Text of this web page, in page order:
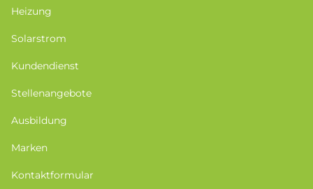
Heizung
Solarstrom
Kundendienst
Stellenangebote
Ausbildung
Marken
Kontaktformular